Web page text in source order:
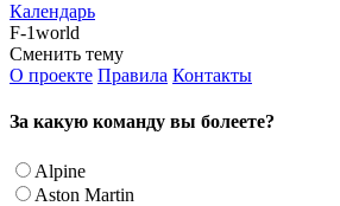
Календарь
F-1world
Сменить тему
О проекте Правила Контакты
За какую команду вы болеете?
Alpine
Aston Martin